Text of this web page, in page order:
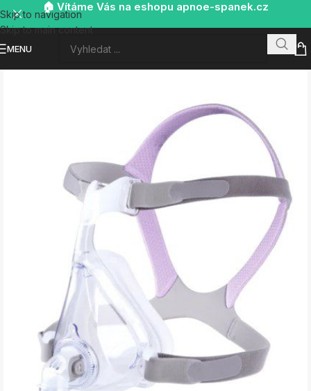
Skip to navigation
Skip to main content
🏠 Vítáme Vás na eshopu apnoe-spanek.cz
MENU